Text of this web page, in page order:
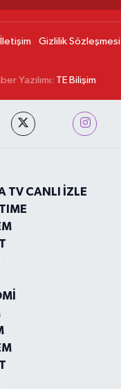
İletişim Gizlilik Sözleşmesi
Yazılımı: TE Bilişim
TV CANLI İZLE